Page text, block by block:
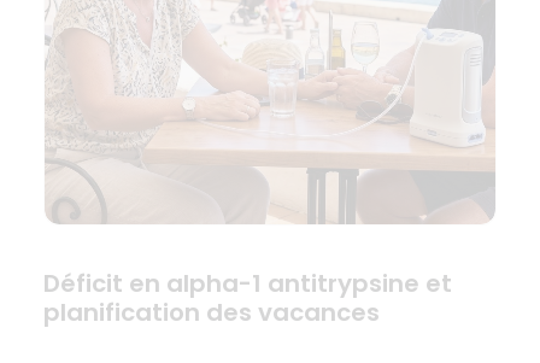
Déficit en alpha-1 antitrypsine et
planification des vacances